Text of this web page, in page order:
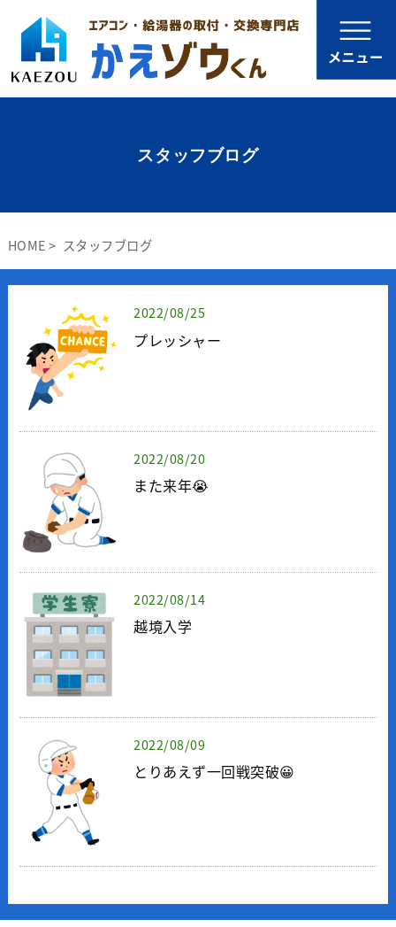
スタッフブログ
HOME スタッフブログ
2022/08/25
プレッシャー
2022/08/20
また来年😭
2022/08/14
越境入学
2022/08/09
とりあえず一回戦突破😀